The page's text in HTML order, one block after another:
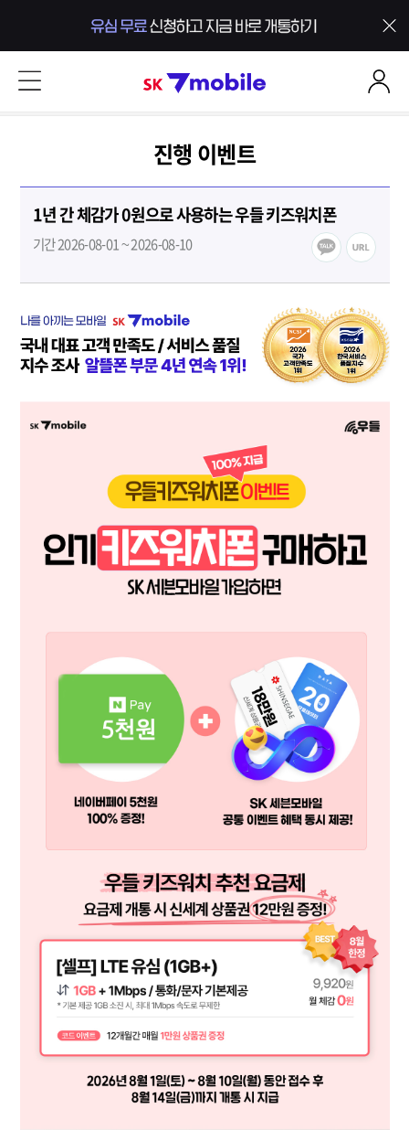
SK 7mobile
진행 이벤트
1년 간 체감가 0원으로 사용하는 우들 키즈워치폰
기간 2026-08-01 ~ 2026-08-10